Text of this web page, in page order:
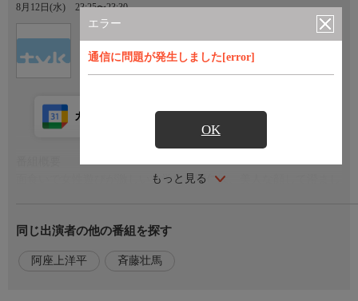
エラー
通信に問題が発生しました[error]
OK
8月12日(水) 23:25〜23:30
もっと見る
カレンダー登録 アプリ視聴
面食いで女性遊びが激しい大学生・明仁は、美人な顔して澄まし
MAXに。
そんな時、ホテル街で冴が男と揉めているところに遭遇した明
仁。
同じ出演者の他の番組を探す
阿座上洋平 斉藤壮馬